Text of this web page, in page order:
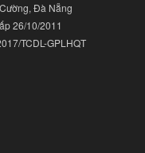
Đà Nẵng
26/10/2011
TCDL-GPLHQT